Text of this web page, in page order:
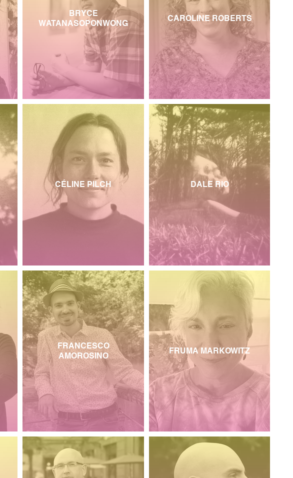
BRYCE
WATANASOPONWONG
CAROLINE ROBERTS
CÉLINE PILCH DALE RIO
FRANCESCO
AMOROSINO
FRUMA MARKOWITZ